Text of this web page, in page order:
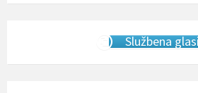
Službena